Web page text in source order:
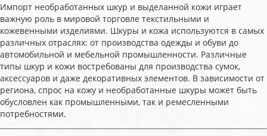
Импорт необработанных шкур и выделанной кожи играет
важную роль в мировой торговле текстильными и
кожевенными изделиями. Шкуры и кожа используются в самых
различных отраслях: от производства одежды и обуви до
автомобильной и мебельной промышленности. Различные
типы шкур и кожи востребованы для производства сумок,
аксессуаров и даже декоративных элементов. В зависимости от
региона, спрос на кожу и необработанные шкуры может быть
обусловлен как промышленными, так и ремесленными
потребностями.